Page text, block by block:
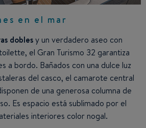
en el mar
doblesy un verdadero aseo con
el Gran Turismo 32 garantiza
a bordo. Bañados con una dulce luz
del casco, el camarote central
de una generosa columna de
Es espacio está sublimado por el
interiores color nogal.